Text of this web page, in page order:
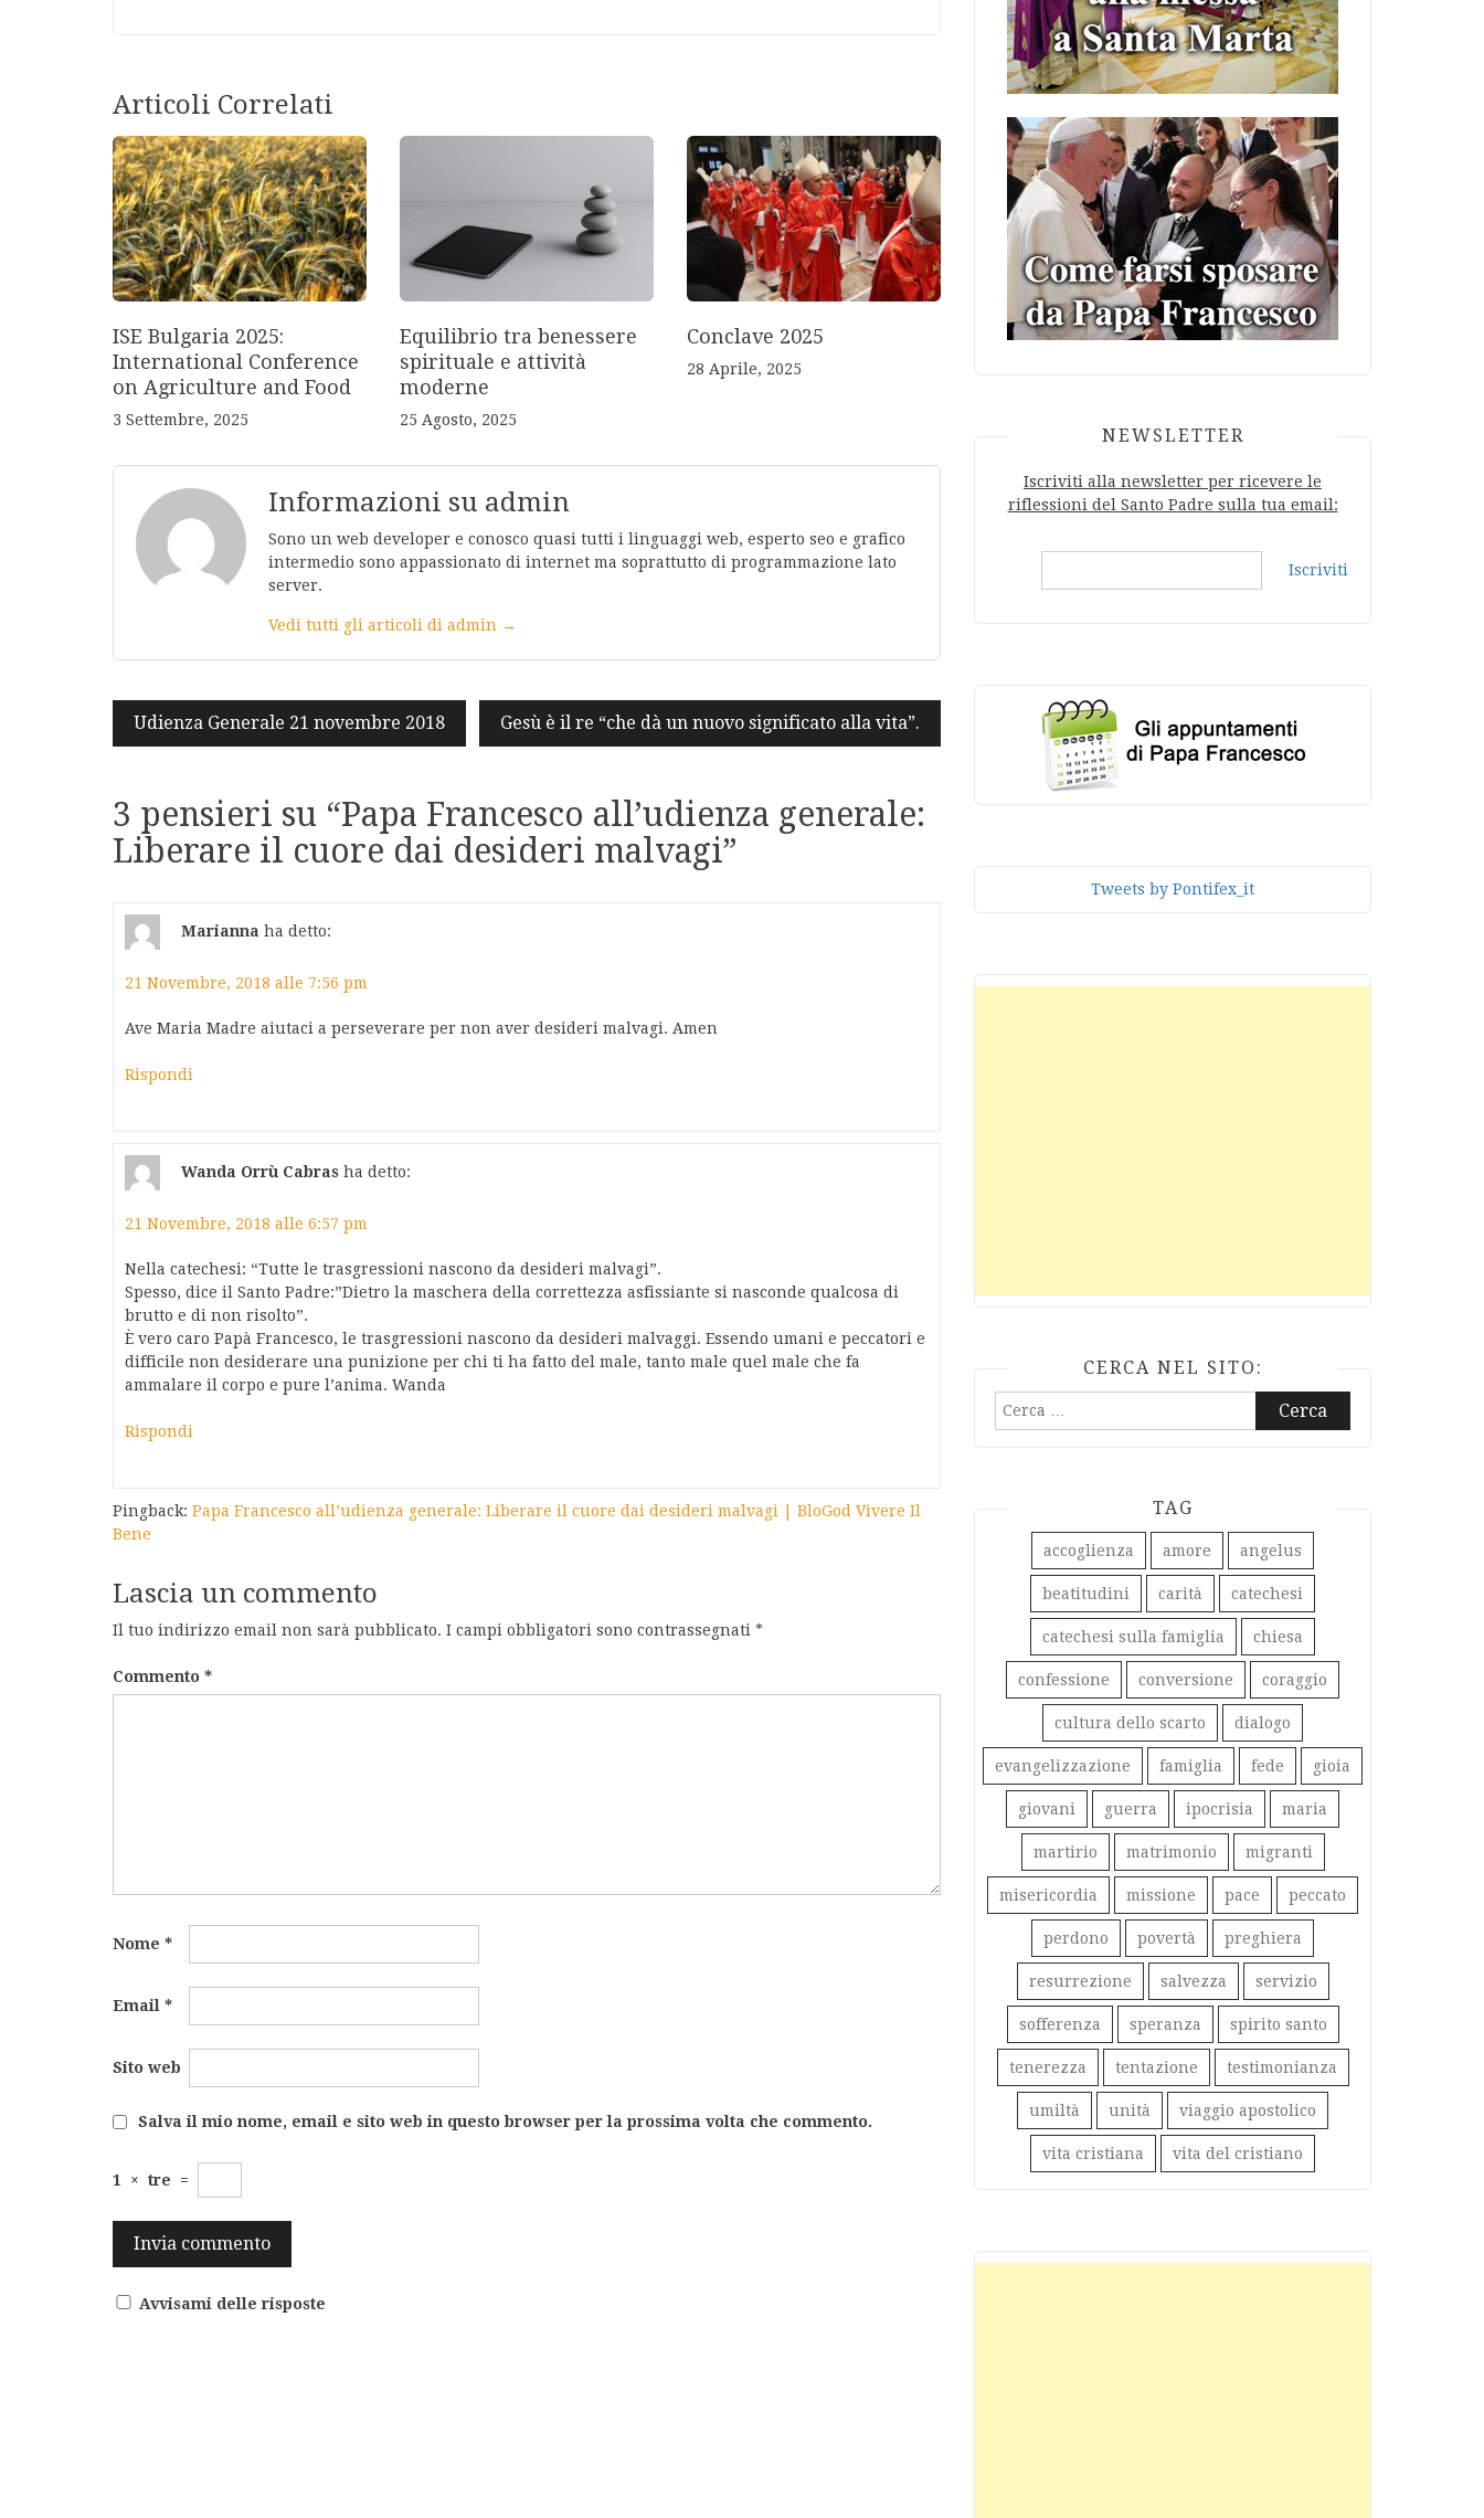
Articoli Correlati
ISE Bulgaria 2025:
International Conference
on Agriculture and Food
3 Settembre, 2025
Equilibrio tra benessere
spirituale e attività
moderne
25 Agosto, 2025
Conclave 2025
28 Aprile, 2025
Informazioni su admin
Sono un web developer e conosco quasi tutti i linguaggi web, esperto seo e grafico
intermedio sono appassionato di internet ma soprattutto di programmazione lato
server.
Vedi tutti gli articoli di admin →
Navigazione
articoli
Udienza Generale 21 novembre 2018 Gesù è il re “che dà un nuovo significato alla vita”.
3 pensieri su “Papa Francesco all’udienza generale:
Liberare il cuore dai desideri malvagi”
Marianna ha detto:
21 Novembre, 2018 alle 7:56 pm
Ave Maria Madre aiutaci a perseverare per non aver desideri malvagi. Amen
Rispondi
Wanda Orrù Cabras ha detto:
21 Novembre, 2018 alle 6:57 pm
Nella catechesi: “Tutte le trasgressioni nascono da desideri malvagi”.
Spesso, dice il Santo Padre:”Dietro la maschera della correttezza asfissiante si nasconde qualcosa di
brutto e di non risolto”.
È vero caro Papà Francesco, le trasgressioni nascono da desideri malvaggi. Essendo umani e peccatori e
difficile non desiderare una punizione per chi ti ha fatto del male, tanto male quel male che fa
ammalare il corpo e pure l’anima. Wanda
Rispondi
Pingback: Papa Francesco all’udienza generale: Liberare il cuore dai desideri malvagi | BloGod Vivere Il
Bene
Lascia un commento
Il tuo indirizzo email non sarà pubblicato. I campi obbligatori sono contrassegnati *
Commento *
Nome *
Email *
Sito web
Salva il mio nome, email e sito web in questo browser per la prossima volta che commento.
1 × tre =
Avvisami delle risposte
NEWSLETTER
Iscriviti alla newsletter per ricevere le
riflessioni del Santo Padre sulla tua email:
Iscriviti
Tweets by Pontifex_it
CERCA NEL SITO:
Ricerca
TAG
accoglienza amore angelus
beatitudini carità catechesi
catechesi sulla famiglia chiesa
confessione conversione coraggio
cultura dello scarto dialogo
evangelizzazione famiglia fede gioia
giovani guerra ipocrisia maria
martirio matrimonio migranti
misericordia missione pace peccato
perdono povertà preghiera
resurrezione salvezza servizio
sofferenza speranza spirito santo
tenerezza tentazione testimonianza
umiltà unità viaggio apostolico
vita cristiana vita del cristiano